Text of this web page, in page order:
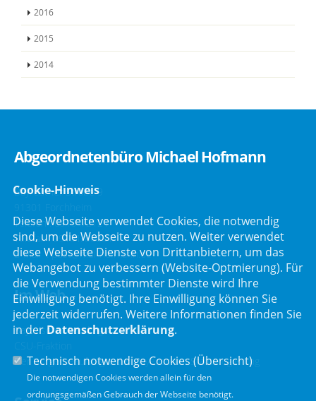
2016
2015
2014
Abgeordnetenbüro Michael Hofmann
Bayreuther Straße 9
Telefon :09191/2121
Telefax : 09191/80051
E-Mail :post@mdl-hofmann.de
Im Web
Bayerischer Landtag
Der Bürgerbeauftragte der Bayerischen Staatsregierung
Cookie-Hinweis
Diese Webseite verwendet Cookies, die notwendig
sind, um die Webseite zu nutzen. Weiter verwendet
diese Webseite Dienste von Drittanbietern, um das
Webangebot zu verbessern (Website-Optmierung). Für
die Verwendung bestimmter Dienste wird Ihre
Einwilligung benötigt. Ihre Einwilligung können Sie
jederzeit widerrufen. Weitere Informationen finden Sie
in der Datenschutzerklärung.
Technisch notwendige Cookies (Übersicht)
Die notwendigen Cookies werden allein für den
ordnungsgemäßen Gebrauch der Webseite benötigt.